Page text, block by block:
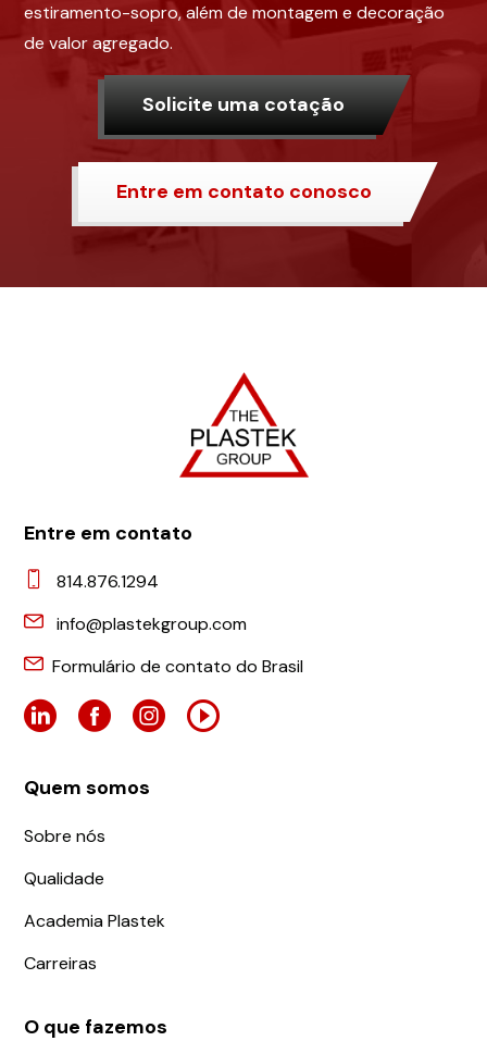
estiramento-sopro, além de montagem e decoração
de valor agregado.
Solicite uma cotação
Entre em contato conosco
Entre em contato
814.876.1294
info@plastekgroup.com
Formulário de contato do Brasil
Quem somos
Sobre nós
Qualidade
Academia Plastek
Carreiras
O que fazemos